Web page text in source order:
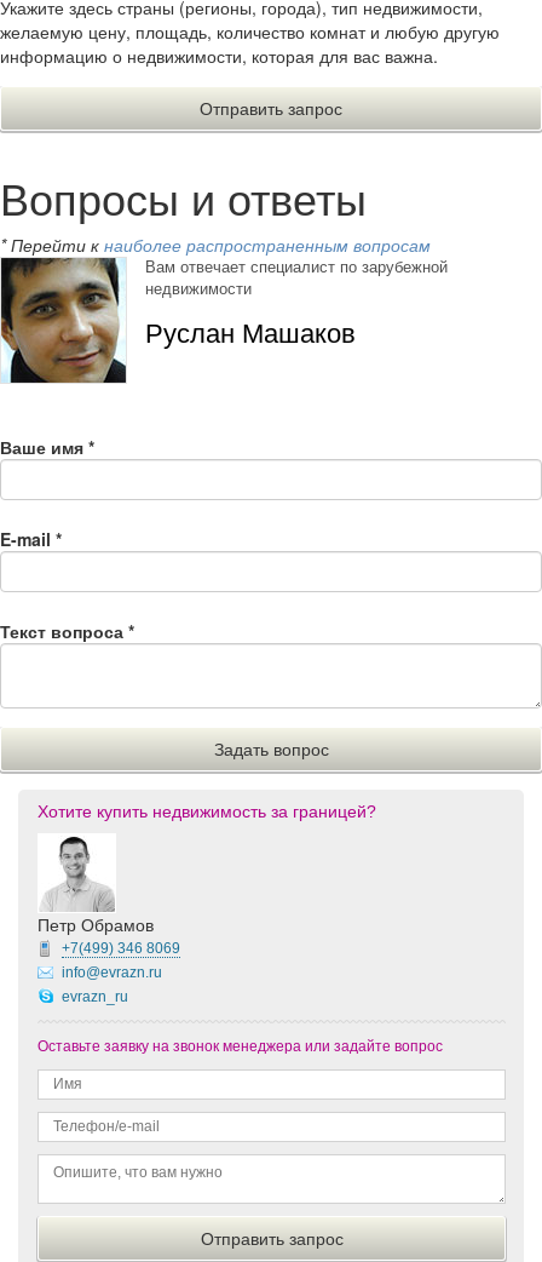
Укажите здесь страны (регионы, города), тип недвижимости,
желаемую цену, площадь, количество комнат и любую другую
информацию о недвижимости, которая для вас важна.
Вопросы и ответы
* Перейти к наиболее распространенным вопросам
Вам отвечает специалист по зарубежной
недвижимости
Руслан Машаков
Ваше имя *
E-mail *
Текст вопроса *
Хотите купить недвижимость за границей?
Петр Обрамов
+7(499) 346 8069
info@evrazn.ru
evrazn_ru
Оставьте заявку на звонок менеджера или задайте вопрос